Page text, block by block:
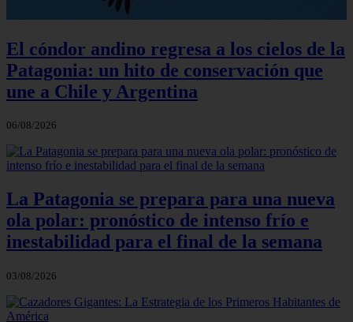
El cóndor andino regresa a los cielos de la
Patagonia: un hito de conservación que
une a Chile y Argentina
06/08/2026
La Patagonia se prepara para una nueva
ola polar: pronóstico de intenso frío e
inestabilidad para el final de la semana
03/08/2026